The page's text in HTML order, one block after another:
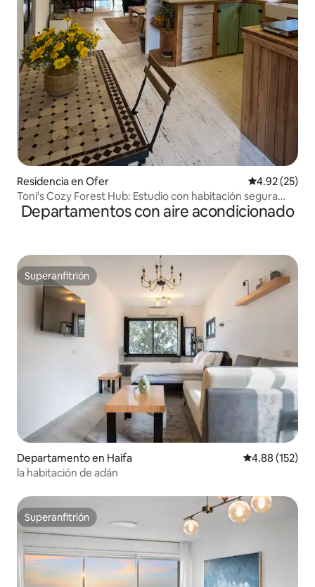
Residencia en Ofer Calificación
4.92 (25)
Toni's Cozy Forest Hub: Estudio con habitación segura
exterior
Departamentos con aire acondicionado
Superanfitrión
Superanfitrión
Departamento en Haifa Calificación
4.88 (152)
la habitación de adán
Superanfitrión
Superanfitrión